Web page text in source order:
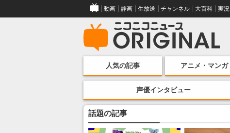
動画 静画 生放送 チャンネル 大百科 実況
人気の記事 アニメ・マンガ
声優インタビュー
話題の記事